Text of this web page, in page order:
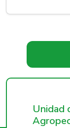
Unidad